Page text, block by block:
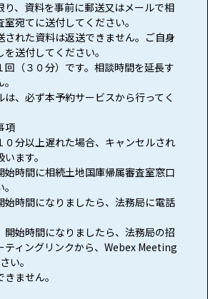
り、資料を事前に郵送又はメールで相
宛てに送付してください。
れた資料は返送できません。ご自身
送付してください。
（３０分）です。相談時間を延長す
、必ず本予約サービスから行ってく
項
分以上遅れた場合、キャンセルされ
ます。
時間に相続土地国庫帰属審査室窓口
時間になりましたら、法務局に電話
始時間になりましたら、法務局の招
ティングリンクから、Webex Meeting
い。
ません。